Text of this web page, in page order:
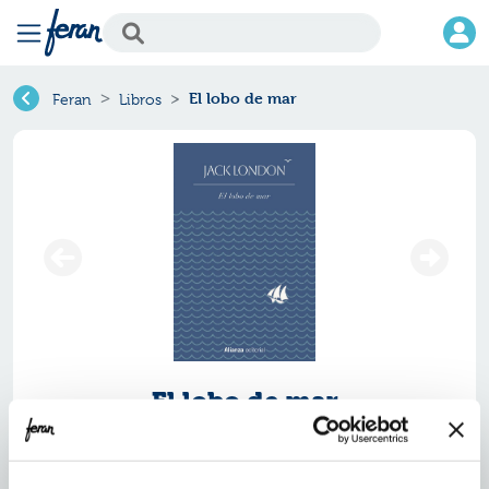
Feran Libros El lobo de mar
El lobo de mar